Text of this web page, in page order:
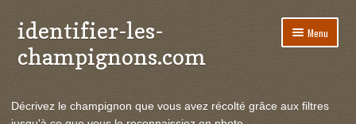
Aller
à
la
Aller
au
contenu
identifier-les-
champignons.com
Menu
le
Décrivez le champignon que vous avez récolté grâce aux filtres